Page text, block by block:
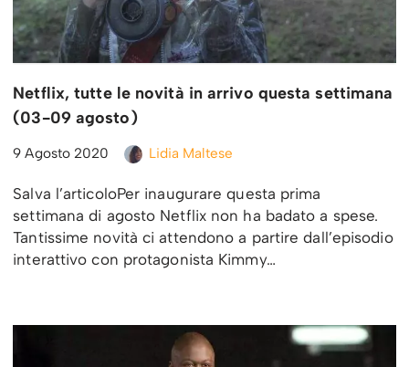
Netflix, tutte le novità in arrivo questa settimana
(03-09 agosto)
9 Agosto 2020 Lidia Maltese
Salva l’articoloPer inaugurare questa prima
settimana di agosto Netflix non ha badato a spese.
Tantissime novità ci attendono a partire dall’episodio
interattivo con protagonista Kimmy…